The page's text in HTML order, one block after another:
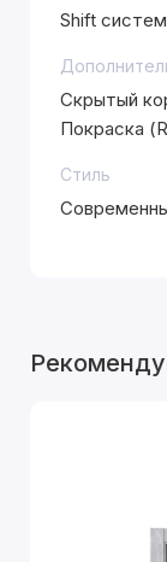
Shift
Скрытый
Покраска
Стиль